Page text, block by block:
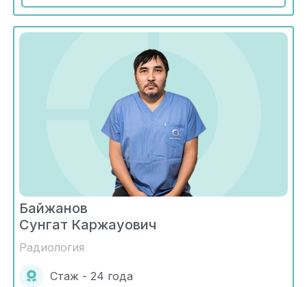
Байжанов
Сунгат Каржауович
Радиология
Стаж - 24 года